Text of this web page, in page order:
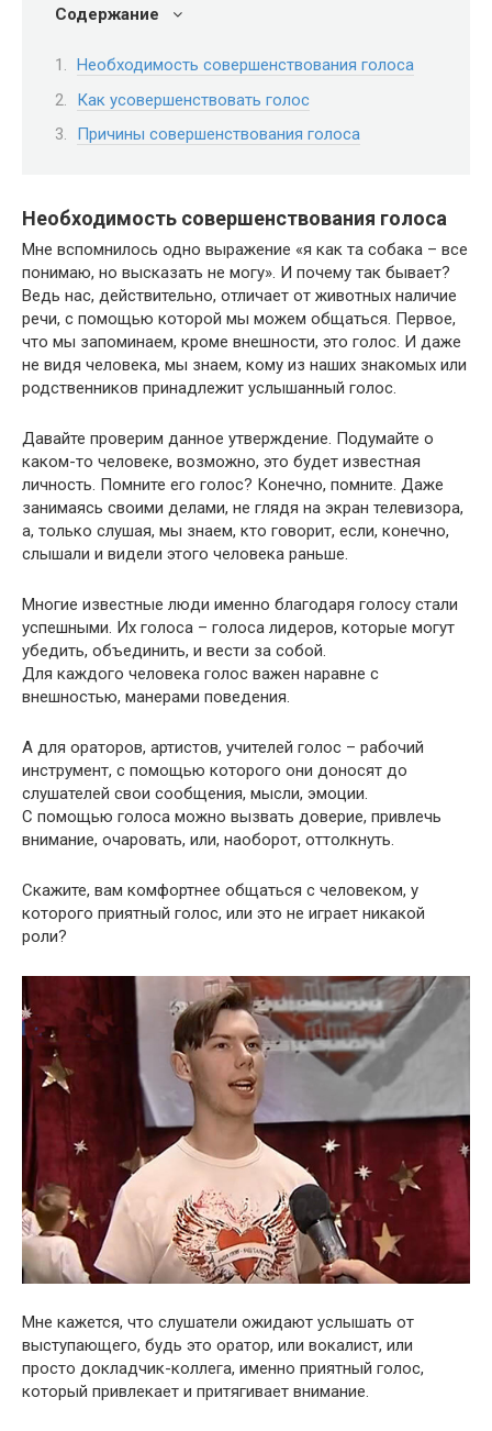
Содержание
Необходимость совершенствования голоса
Как усовершенствовать голос
Причины совершенствования голоса
Необходимость совершенствования голоса
Мне вспомнилось одно выражение «я как та собака – все
понимаю, но высказать не могу». И почему так бывает?
Ведь нас, действительно, отличает от животных наличие
речи, с помощью которой мы можем общаться. Первое,
что мы запоминаем, кроме внешности, это голос. И даже
не видя человека, мы знаем, кому из наших знакомых или
родственников принадлежит услышанный голос.
Давайте проверим данное утверждение. Подумайте о
каком-то человеке, возможно, это будет известная
личность. Помните его голос? Конечно, помните. Даже
занимаясь своими делами, не глядя на экран телевизора,
а, только слушая, мы знаем, кто говорит, если, конечно,
слышали и видели этого человека раньше.
Многие известные люди именно благодаря голосу стали
успешными. Их голоса – голоса лидеров, которые могут
убедить, объединить, и вести за собой.
Для каждого человека голос важен наравне с
внешностью, манерами поведения.
А для ораторов, артистов, учителей голос – рабочий
инструмент, с помощью которого они доносят до
слушателей свои сообщения, мысли, эмоции.
С помощью голоса можно вызвать доверие, привлечь
внимание, очаровать, или, наоборот, оттолкнуть.
Скажите, вам комфортнее общаться с человеком, у
которого приятный голос, или это не играет никакой
роли?
Мне кажется, что слушатели ожидают услышать от
выступающего, будь это оратор, или вокалист, или
просто докладчик-коллега, именно приятный голос,
который привлекает и притягивает внимание.